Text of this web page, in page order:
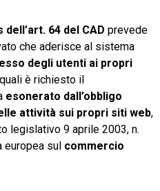
64 del CAD prevede
che aderisce al sistema
degli utenti ai propri
è richiesto il
esonerato dall’obbligo
attività sui propri siti web,
legislativo 9 aprile 2003, n.
sul commercio